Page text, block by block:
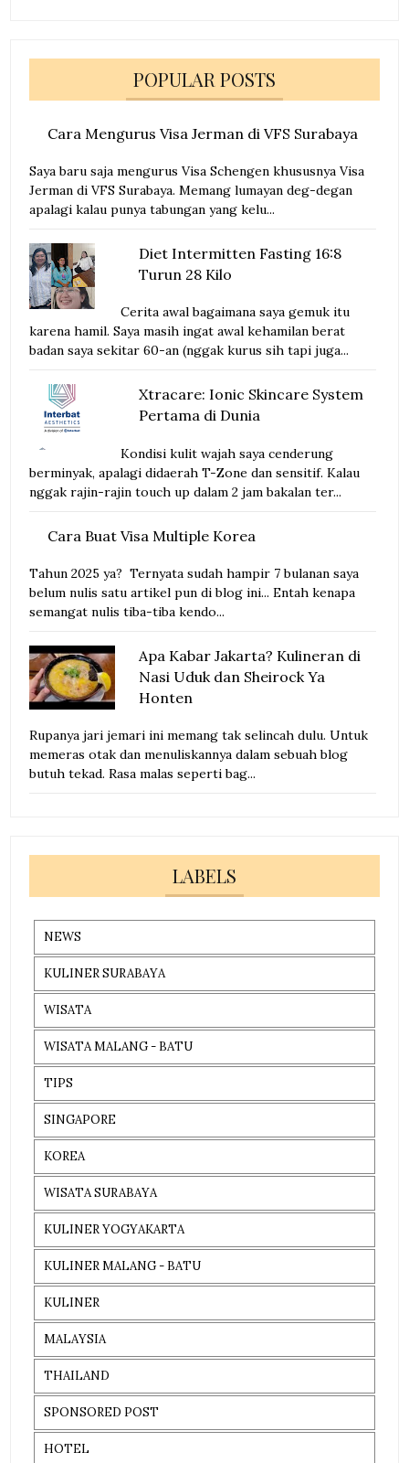
POPULAR POSTS
Cara Mengurus Visa Jerman di VFS Surabaya
Saya baru saja mengurus Visa Schengen khususnya Visa
Jerman di VFS Surabaya. Memang lumayan deg-degan
apalagi kalau punya tabungan yang kelu...
Diet Intermitten Fasting 16:8
Turun 28 Kilo
Cerita awal bagaimana saya gemuk itu
karena hamil. Saya masih ingat awal kehamilan berat
badan saya sekitar 60-an (nggak kurus sih tapi juga...
Xtracare: Ionic Skincare System
Pertama di Dunia
Kondisi kulit wajah saya cenderung
berminyak, apalagi didaerah T-Zone dan sensitif. Kalau
nggak rajin-rajin touch up dalam 2 jam bakalan ter...
Cara Buat Visa Multiple Korea
Tahun 2025 ya? Ternyata sudah hampir 7 bulanan saya
belum nulis satu artikel pun di blog ini... Entah kenapa
semangat nulis tiba-tiba kendo...
Apa Kabar Jakarta? Kulineran di
Nasi Uduk dan Sheirock Ya
Honten
Rupanya jari jemari ini memang tak selincah dulu. Untuk
memeras otak dan menuliskannya dalam sebuah blog
butuh tekad. Rasa malas seperti bag...
LABELS
NEWS
KULINER SURABAYA
WISATA
WISATA MALANG - BATU
TIPS
SINGAPORE
KOREA
WISATA SURABAYA
KULINER YOGYAKARTA
KULINER MALANG - BATU
KULINER
MALAYSIA
THAILAND
SPONSORED POST
HOTEL